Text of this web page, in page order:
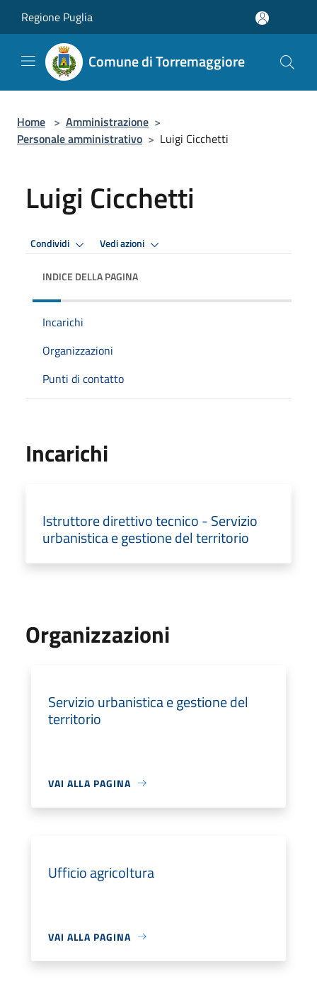
Regione Puglia
Comune di Torremaggiore
Home > Amministrazione >
Personale amministrativo > Luigi Cicchetti
Luigi Cicchetti
Condividi Premi Invio per attivare. apre menu
Vedi azioni
INDICE DELLA PAGINA
Incarichi
Organizzazioni
Punti di contatto
Incarichi
Istruttore direttivo tecnico - Servizio
urbanistica e gestione del territorio
Organizzazioni
Servizio urbanistica e gestione del
territorio
VAI ALLA PAGINA
Ufficio agricoltura
VAI ALLA PAGINA